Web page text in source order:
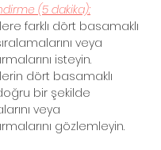
(5 dakika):
farklı dört basamaklı
veya
isteyin.
dört basamaklı
bir şekilde
veya
gözlemleyin.